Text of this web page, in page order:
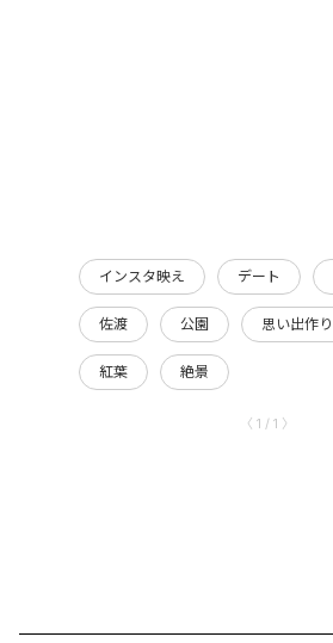
インスタ映え デート
佐渡 公園 思い出作り
紅葉 絶景
〈 1 / 1 〉